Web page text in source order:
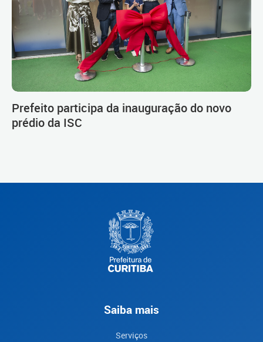
Prefeito participa da inauguração do novo
prédio da ISC
Saiba mais
Serviços